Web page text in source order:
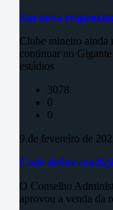
Em nova
Clube mineiro ainda
continuar no
estádios
3078
0
0
9 de fevereiro de
Cade define
O Conselho
aprovou a venda da